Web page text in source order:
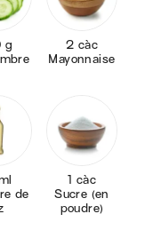
g
2 càc
Mayonnaise
1 càc
Sucre (en
poudre)